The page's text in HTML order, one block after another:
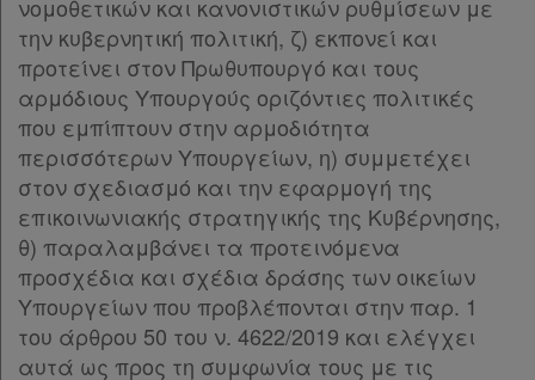
Χρήσιμα
Assistant
Νομολογία
Kodiko
Forum
Αναζήτηση
νομοθετικών και κανονιστικών ρυθμίσεων με
την κυβερνητική πολιτική, ζ) εκπονεί και
προτείνει στον Πρωθυπουργό και τους
αρμόδιους Υπουργούς οριζόντιες πολιτικές
που εμπίπτουν στην αρμοδιότητα
περισσότερων Υπουργείων, η) συμμετέχει
στον σχεδιασμό και την εφαρμογή της
επικοινωνιακής στρατηγικής της Κυβέρνησης,
θ) παραλαμβάνει τα προτεινόμενα
προσχέδια και σχέδια δράσης των οικείων
Υπουργείων που προβλέπονται στην παρ. 1
του άρθρου 50 του ν. 4622/2019 και ελέγχει
αυτά ως προς τη συμφωνία τους με τις